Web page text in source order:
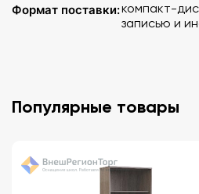
Формат поставки:компакт-
записью и
Популярные товары